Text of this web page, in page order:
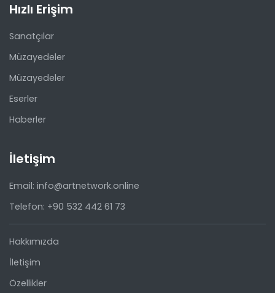
Hızlı Erişim
Sanatçılar
Müzayedeler
Müzayedeler
Eserler
Haberler
İletişim
Email: info@artnetwork.online
Telefon: +90 532 442 61 73
Hakkımızda
İletişim
Özellikler